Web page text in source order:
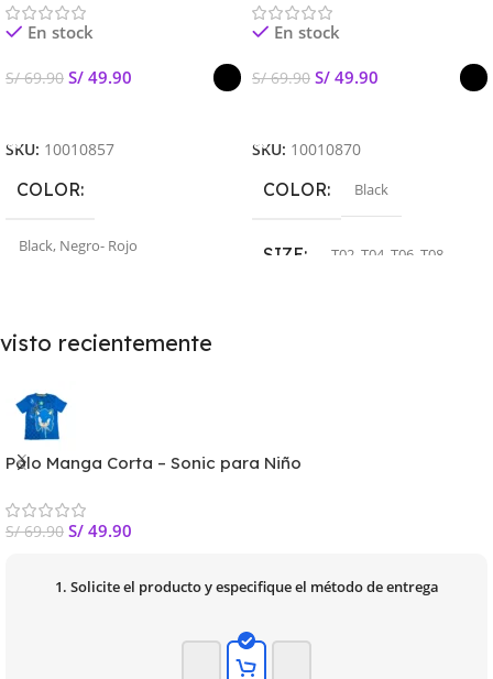
En stock
S/69.90 S/ 49.90
SKU: 10010857
COLOR
Black, Negro- Rojo
En stock
S/69.90 S/ 49.90
SKU: 10010870
COLOR Black
SIZE T02 T04 T06 T08
visto recientemente
Polo Manga Corta – Sonic para Niño
S/69.90 S/ 49.90
1. Solicite el producto y especifique el método de entrega